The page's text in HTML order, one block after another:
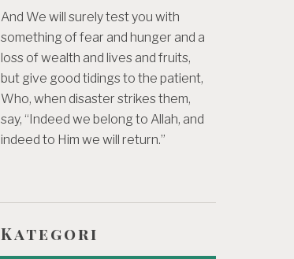
And We will surely test you with
something of fear and hunger and a
loss of wealth and lives and fruits,
but give good tidings to the patient,
Who, when disaster strikes them,
say, “Indeed we belong to Allah, and
indeed to Him we will return.”
Kategori